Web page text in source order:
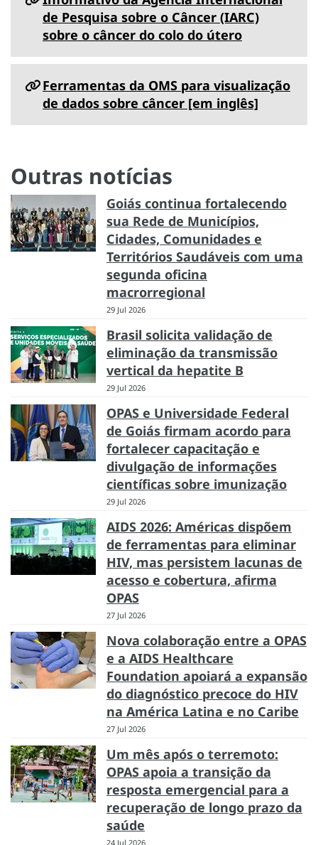
de Pesquisa sobre o Câncer (IARC)
sobre o câncer do colo do útero
Ferramentas da OMS para visualização
de dados sobre câncer [em inglês]
Outras notícias
Goiás continua fortalecendo
sua Rede de Municípios,
Cidades, Comunidades e
Territórios Saudáveis com uma
segunda oficina
macrorregional
29 Jul 2026
Brasil solicita validação de
eliminação da transmissão
vertical da hepatite B
29 Jul 2026
OPAS e Universidade Federal
de Goiás firmam acordo para
fortalecer capacitação e
divulgação de informações
científicas sobre imunização
29 Jul 2026
AIDS 2026: Américas dispõem
de ferramentas para eliminar
HIV, mas persistem lacunas de
acesso e cobertura, afirma
OPAS
27 Jul 2026
Nova colaboração entre a OPAS
e a AIDS Healthcare
Foundation apoiará a expansão
do diagnóstico precoce do HIV
na América Latina e no Caribe
27 Jul 2026
Um mês após o terremoto:
OPAS apoia a transição da
resposta emergencial para a
recuperação de longo prazo da
saúde
24 Jul 2026